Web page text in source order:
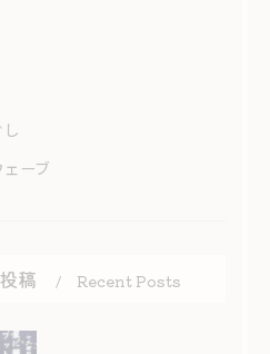
ーブ
稿 Recent Posts